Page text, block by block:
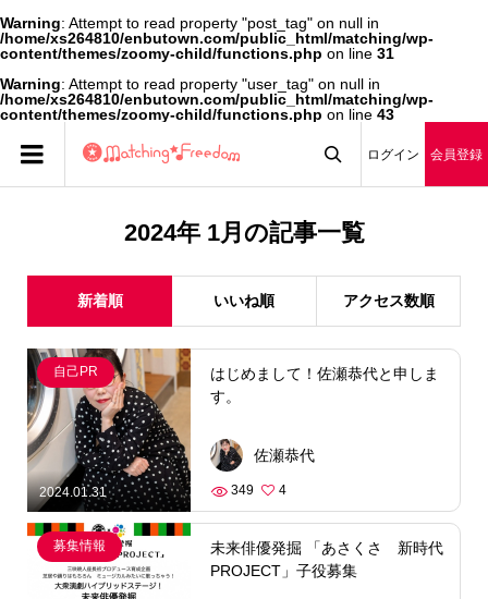
Warning: Attempt to read property "post_tag" on null in
/home/xs264810/enbutown.com/public_html/matching/wp-
content/themes/zoomy-child/functions.php on line 31
Warning: Attempt to read property "user_tag" on null in
/home/xs264810/enbutown.com/public_html/matching/wp-
content/themes/zoomy-child/functions.php on line 43
ログイン 会員登録
2024年 1月の記事一覧
新着順 いいね順 アクセス数順
2024.01.31
自己PR
はじめまして！佐瀬恭代と申しま
す。
佐瀬恭代
349 4
募集情報
未来俳優発掘 「あさくさ 新時代
PROJECT」子役募集